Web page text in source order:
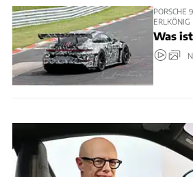
PORSCHE
ERLKÖNIG
Was